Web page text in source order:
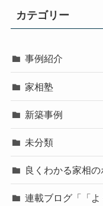
カテゴリー
事例紹介
家相塾
新築事例
未分類
良くわかる家相の
連載ブログ「「よ